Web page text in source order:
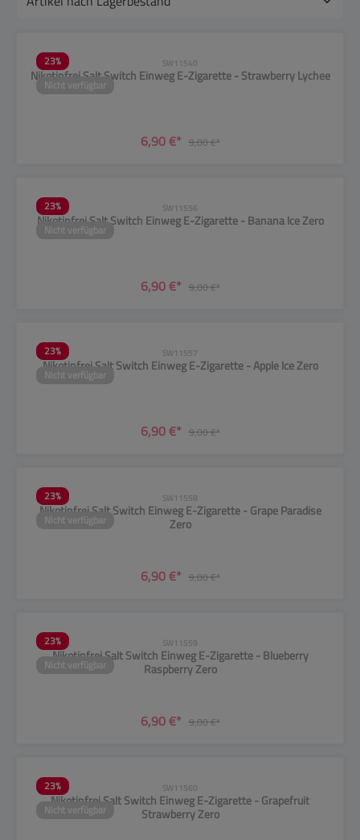
23%
Nicht verfügbar
SW11540
Nikotinfrei Salt Switch Einweg E-Zigarette - Strawberry Lychee
6,90 €* 9,00 €*
23%
Nicht verfügbar
SW11556
Nikotinfrei Salt Switch Einweg E-Zigarette - Banana Ice Zero
6,90 €* 9,00 €*
23%
Nicht verfügbar
SW11557
Nikotinfrei Salt Switch Einweg E-Zigarette - Apple Ice Zero
6,90 €* 9,00 €*
23%
Nicht verfügbar
SW11558
Nikotinfrei Salt Switch Einweg E-Zigarette - Grape Paradise
Zero
6,90 €* 9,00 €*
23%
Nicht verfügbar
SW11559
Nikotinfrei Salt Switch Einweg E-Zigarette - Blueberry
Raspberry Zero
6,90 €* 9,00 €*
23%
Nicht verfügbar
SW11560
Nikotinfrei Salt Switch Einweg E-Zigarette - Grapefruit
Strawberry Zero